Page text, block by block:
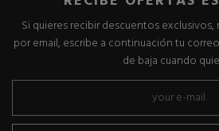
Si quieres recibir descuentos
por email, escribe a continuación tu
de baja cuando